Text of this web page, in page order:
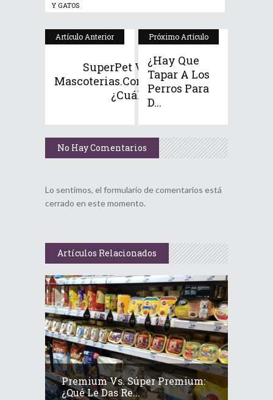
Y GATOS
Artículo Anterior
SuperPet Vs
Mascoterias.com:
¿Cuál...
Próximo Artículo
¿Hay Que
Tapar A Los
Perros Para
D...
No Hay Comentarios
Lo sentimos, el formulario de comentarios está
cerrado en este momento.
Artículos Relacionados
Premium Vs. Súper Premium:
¿Qué Le Das Re...